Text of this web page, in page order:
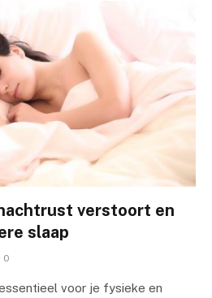
verstoort en
slaap
0
voor je fysieke en